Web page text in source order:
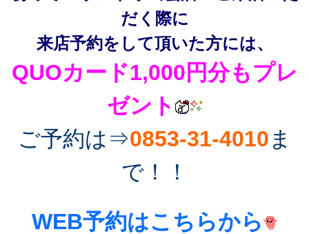
だく際に
来店予約をして頂いた方には、
QUOカード1,000円分もプレ
ゼント
ご予約は⇒0853-31-4010ま
で！！
WEB予約はこちらから